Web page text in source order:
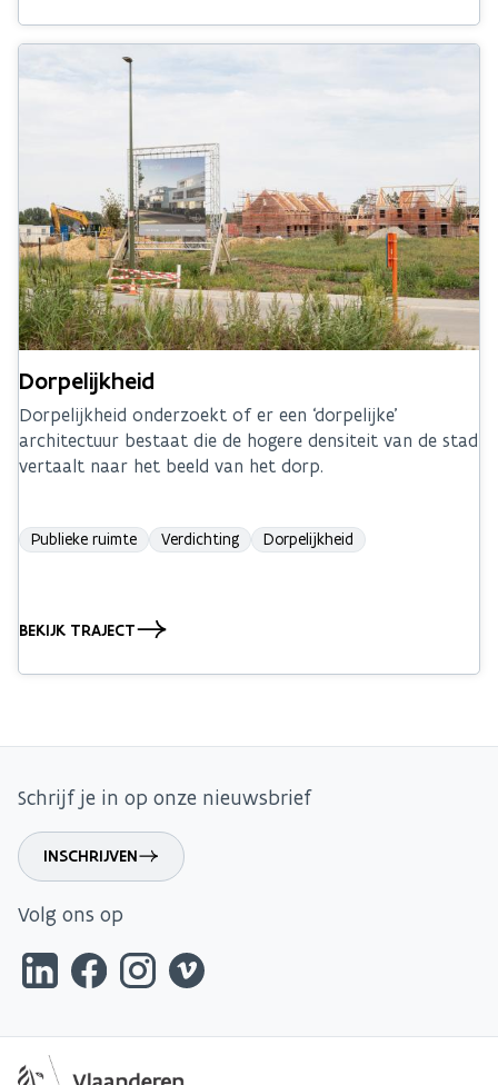
Dorpelijkheid
Dorpelijkheid onderzoekt of er een ‘dorpelijke’
architectuur bestaat die de hogere densiteit van de stad
vertaalt naar het beeld van het dorp.
Publieke ruimte Verdichting Dorpelijkheid
BEKIJK TRAJECT
Schrijf je in op onze nieuwsbrief
INSCHRIJVEN
Volg ons op